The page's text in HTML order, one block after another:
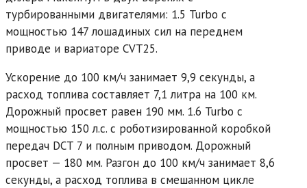
турбированными двигателями: 1.5 Turbo с
мощностью 147 лошадиных сил на переднем
приводе и вариаторе CVT25.
Ускорение до 100 км/ч занимает 9,9 секунды, а
расход топлива составляет 7,1 литра на 100 км.
Дорожный просвет равен 190 мм. 1.6 Turbo с
мощностью 150 л.с. с роботизированной коробкой
передач DCT 7 и полным приводом. Дорожный
просвет — 180 мм. Разгон до 100 км/ч занимает 8,6
секунды, а расход топлива в смешанном цикле